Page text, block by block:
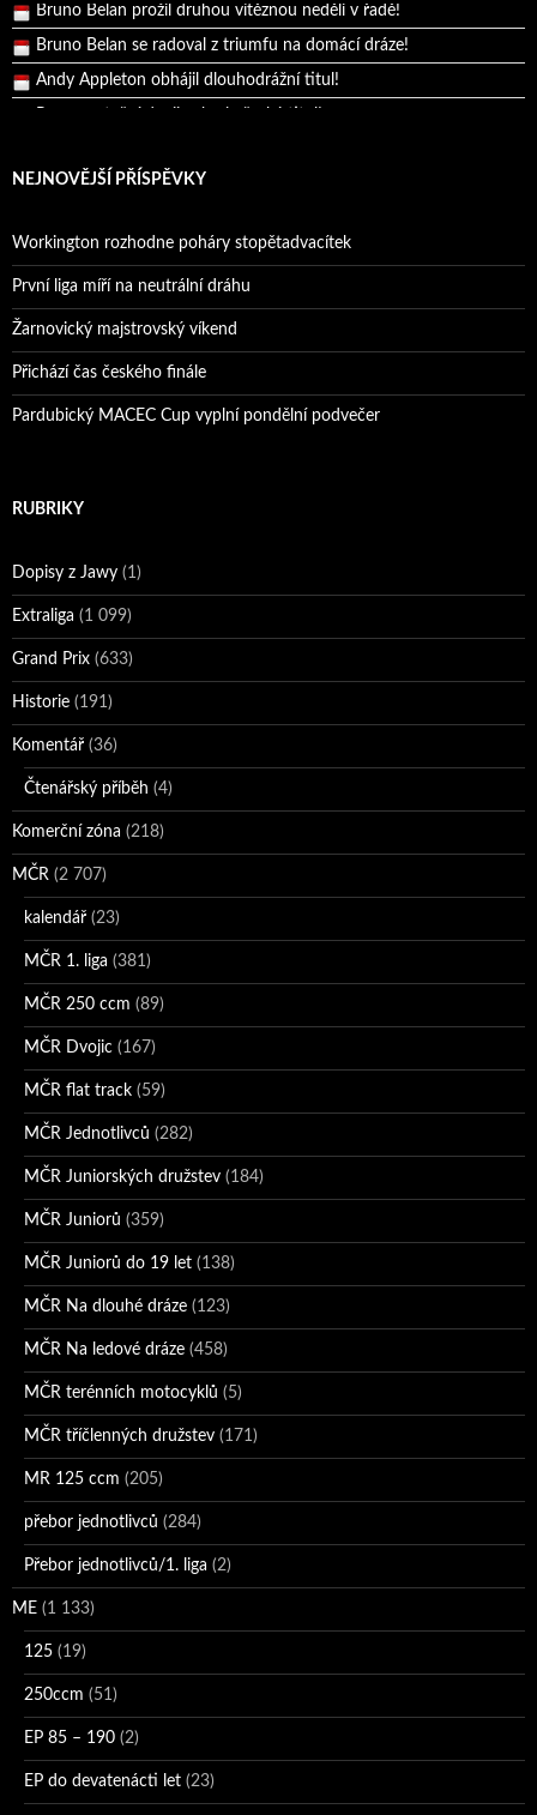
Bruno Belan se radoval z triumfu na domácí dráze!
Andy Appleton obhájil dlouhodrážní titul!
Reprezentační dvojice brala český titul!
NEJNOVĚJŠÍ PŘÍSPĚVKY
Workington rozhodne poháry stopětadvacítek
První liga míří na neutrální dráhu
Žarnovický majstrovský víkend
Přichází čas českého finále
Pardubický MACEC Cup vyplní pondělní podvečer
RUBRIKY
Dopisy z Jawy (1)
Extraliga (1 099)
Grand Prix (633)
Historie (191)
Komentář (36)
Čtenářský příběh (4)
Komerční zóna (218)
MČR (2 707)
kalendář (23)
MČR 1. liga (381)
MČR 250 ccm (89)
MČR Dvojic (167)
MČR flat track (59)
MČR Jednotlivců (282)
MČR Juniorských družstev (184)
MČR Juniorů (359)
MČR Juniorů do 19 let (138)
MČR Na dlouhé dráze (123)
MČR Na ledové dráze (458)
MČR terénních motocyklů (5)
MČR tříčlenných družstev (171)
MR 125 ccm (205)
přebor jednotlivců (284)
Přebor jednotlivců/1. liga (2)
ME (1 133)
125 (19)
250ccm (51)
EP 85 – 190 (2)
EP do devatenácti let (23)